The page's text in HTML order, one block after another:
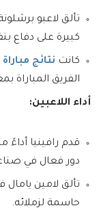
تألق لاعبو
كبيرة على دفاع
كانت نتائج مباراة
الفريق المباراة
أداء اللاعبين:
قدم رافينيا
دور فعال في
تألق لامين
حاسمة لزملائه.